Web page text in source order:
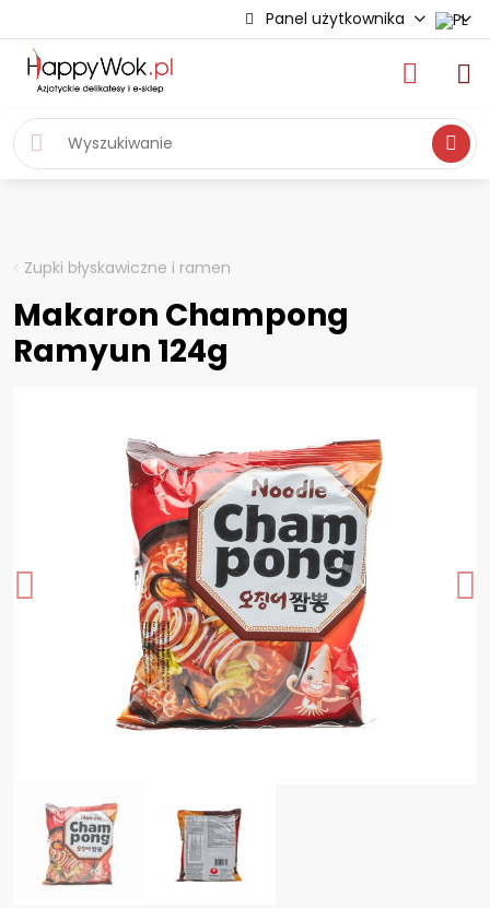
Panel użytkownika
Zupki błyskawiczne i ramen
Makaron Champong
Ramyun 124g